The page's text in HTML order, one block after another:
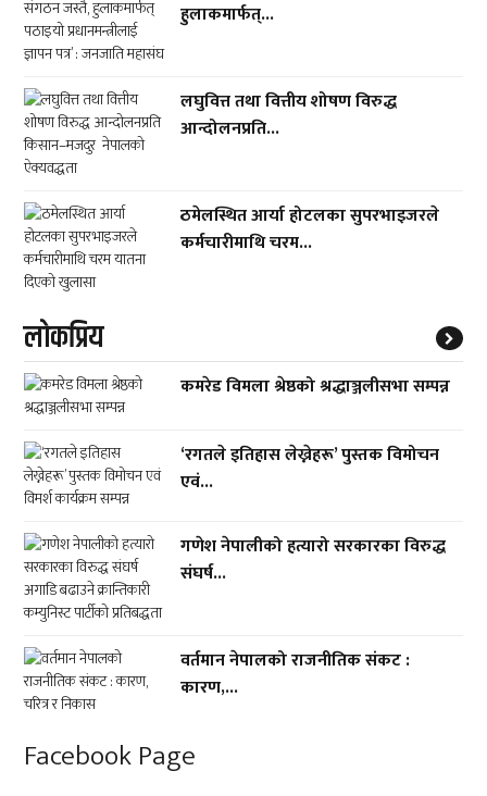
हुलाकमार्फत्...
लघुवित्त तथा वित्तीय शोषण विरुद्ध
आन्दोलनप्रति...
ठमेलस्थित आर्या होटलका सुपरभाइजरले
कर्मचारीमाथि चरम...
लाेकप्रिय
कमरेड विमला श्रेष्ठको श्रद्धाञ्जलीसभा सम्पन्न
‘रगतले इतिहास लेख्नेहरू’ पुस्तक विमोचन
एवं...
गणेश नेपालीको हत्यारो सरकारका विरुद्ध
संघर्ष...
वर्तमान नेपालको राजनीतिक संकट :
कारण,...
Facebook Page